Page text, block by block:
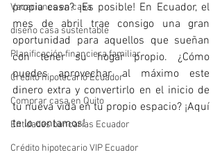
Vacaciones en casa
diseño casa sustentable
Planificación financiera familiar
Crédito hipotecario Ecuador
Comprar casa en Quito
Entidades bancarias Ecuador
Crédito hipotecario VIP Ecuador
propia casa? ¡Es posible! En Ecuador, el
mes de abril trae consigo una gran
oportunidad para aquellos que sueñan
con tener su hogar propio. ¿Cómo
puedes aprovechar al máximo este
dinero extra y convertirlo en el inicio de
tu nueva vida en tu propio espacio? ¡Aquí
te lo contamos!